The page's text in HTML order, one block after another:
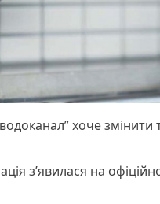
хоче
з’явилася на